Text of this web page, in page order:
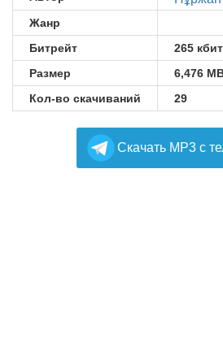
Жанр
Битрейт
265
Размер
6,476
Кол-во скачиваний
29
Cкачать MP3 с